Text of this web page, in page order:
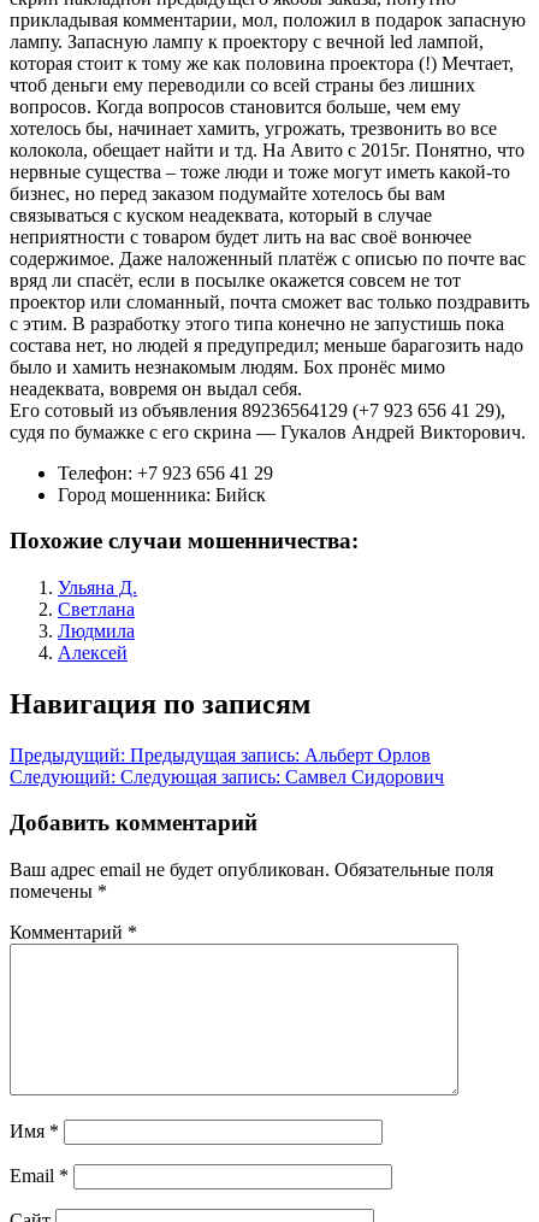
прикладывая комментарии, мол, положил в подарок запасную
лампу. Запасную лампу к проектору с вечной led лампой,
которая стоит к тому же как половина проектора (!) Мечтает,
чтоб деньги ему переводили со всей страны без лишних
вопросов. Когда вопросов становится больше, чем ему
хотелось бы, начинает хамить, угрожать, трезвонить во все
колокола, обещает найти и тд. На Авито с 2015г. Понятно, что
нервные существа – тоже люди и тоже могут иметь какой-то
бизнес, но перед заказом подумайте хотелось бы вам
связываться с куском неадеквата, который в случае
неприятности с товаром будет лить на вас своё вонючее
содержимое. Даже наложенный платёж с описью по почте вас
вряд ли спасёт, если в посылке окажется совсем не тот
проектор или сломанный, почта сможет вас только поздравить
с этим. В разработку этого типа конечно не запустишь пока
состава нет, но людей я предупредил; меньше барагозить надо
было и хамить незнакомым людям. Бох пронёс мимо
неадеквата, вовремя он выдал себя.
Его сотовый из объявления 89236564129 (+7 923 656 41 29),
судя по бумажке с его скрина — Гукалов Андрей Викторович.
Телефон: +7 923 656 41 29
Город мошенника: Бийск
Похожие случаи мошенничества:
Ульяна Д.
Светлана
Людмила
Алексей
Навигация по записям
Предыдущий: Предыдущая запись: Альберт Орлов
Следующий: Следующая запись: Самвел Сидорович
Добавить комментарий
Ваш адрес email не будет опубликован. Обязательные поля
помечены *
Комментарий *
Имя *
Email *